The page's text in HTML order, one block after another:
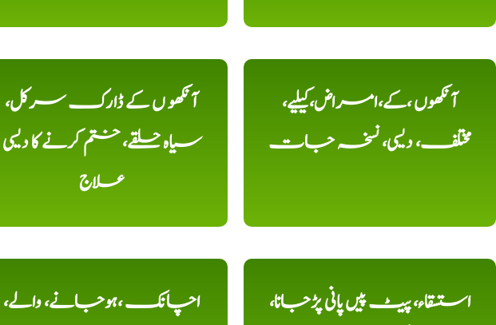
آنکھو ں کے ڈارک سرکل،
سیاہ حلقے، ختم کرنے کا دیسی
علاج
آنکھوں ،کے،امراض،کیلیے،
مختلف، دیسی، نسخہ جات
اچانک ،ہوجانے، والے،
استسقاء، پیٹ پیں پانی پڑجانا،